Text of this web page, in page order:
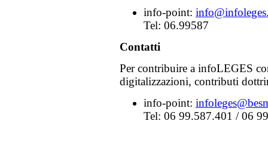
info-point:
Tel: 06.99587
Contatti
Per contribuire a infoLEGES
digitalizzazioni, contributi
info-point:
Tel: 06 99.587.401 / 06